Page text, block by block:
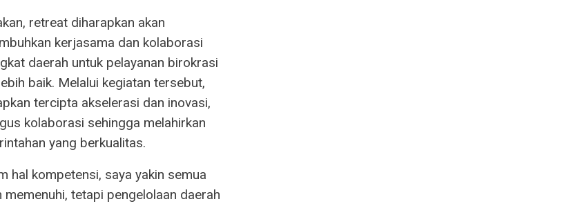
retreat diharapkan akan
kerjasama dan kolaborasi
daerah untuk pelayanan birokrasi
baik. Melalui kegiatan tersebut,
tercipta akselerasi dan inovasi,
kolaborasi sehingga melahirkan
yang berkualitas.
hal kompetensi, saya yakin semua
memenuhi, tetapi pengelolaan daerah